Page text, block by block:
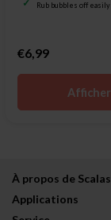
Rub bubbles off easily
€6,99
Afficher
À propos de
Applications